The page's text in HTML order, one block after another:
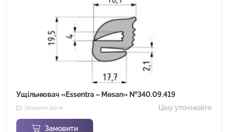
Ущільнювач «Essentra – Mesan» №340.09.419
Залишити відгук Ціну уточнюйте
Замовити